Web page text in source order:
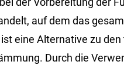
auf dem das
eine Al­ter­na­ti­ve zu
Durch die